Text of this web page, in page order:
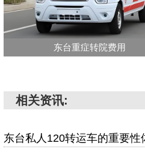
东台重症转院费用
相关资讯:
东台私人120转运车的重要性